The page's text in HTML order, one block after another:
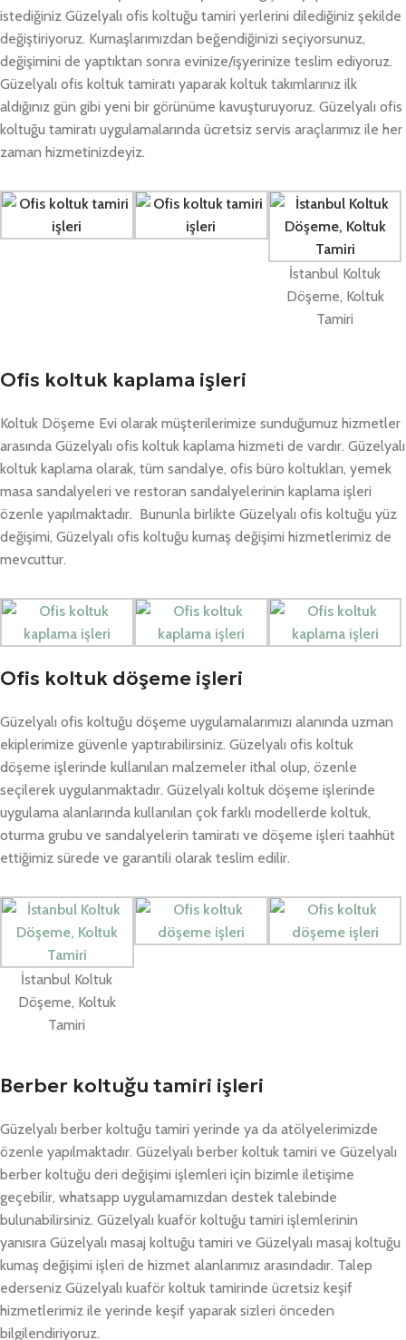
istediğiniz Güzelyalı ofis koltuğu tamiri yerlerini dilediğiniz şekilde
değiştiriyoruz. Kumaşlarımızdan beğendiğinizi seçiyorsunuz,
değişimini de yaptıktan sonra evinize/işyerinize teslim ediyoruz.
Güzelyalı ofis koltuk tamiratı yaparak koltuk takımlarınız ilk
aldığınız gün gibi yeni bir görünüme kavuşturuyoruz. Güzelyalı ofis
koltuğu tamiratı uygulamalarında ücretsiz servis araçlarımız ile her
zaman hizmetinizdeyiz.
İstanbul Koltuk
Döşeme, Koltuk
Tamiri
Ofis koltuk kaplama işleri
Koltuk Döşeme Evi olarak müşterilerimize sunduğumuz hizmetler
arasında Güzelyalı ofis koltuk kaplama hizmeti de vardır. Güzelyalı
koltuk kaplama olarak, tüm sandalye, ofis büro koltukları, yemek
masa sandalyeleri ve restoran sandalyelerinin kaplama işleri
özenle yapılmaktadır. Bununla birlikte Güzelyalı ofis koltuğu yüz
değişimi, Güzelyalı ofis koltuğu kumaş değişimi hizmetlerimiz de
mevcuttur.
Ofis koltuk döşeme işleri
Güzelyalı ofis koltuğu döşeme uygulamalarımızı alanında uzman
ekiplerimize güvenle yaptırabilirsiniz. Güzelyalı ofis koltuk
döşeme işlerinde kullanılan malzemeler ithal olup, özenle
seçilerek uygulanmaktadır. Güzelyalı koltuk döşeme işlerinde
uygulama alanlarında kullanılan çok farklı modellerde koltuk,
oturma grubu ve sandalyelerin tamiratı ve döşeme işleri taahhüt
ettiğimiz sürede ve garantili olarak teslim edilir.
İstanbul Koltuk
Döşeme, Koltuk
Tamiri
Berber koltuğu tamiri işleri
Güzelyalı berber koltuğu tamiri yerinde ya da atölyelerimizde
özenle yapılmaktadır. Güzelyalı berber koltuk tamiri ve Güzelyalı
berber koltuğu deri değişimi işlemleri için bizimle iletişime
geçebilir, whatsapp uygulamamızdan destek talebinde
bulunabilirsiniz. Güzelyalı kuaför koltuğu tamiri işlemlerinin
yanısıra Güzelyalı masaj koltuğu tamiri ve Güzelyalı masaj koltuğu
kumaş değişimi işleri de hizmet alanlarımız arasındadır. Talep
ederseniz Güzelyalı kuaför koltuk tamirinde ücretsiz keşif
hizmetlerimiz ile yerinde keşif yaparak sizleri önceden
bilgilendiriyoruz.